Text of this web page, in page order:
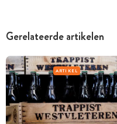
Gerelateerde artikelen
ARTIKEL